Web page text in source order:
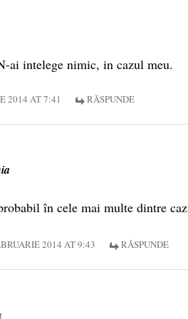
ai intelege nimic, in cazul meu.
2014 AT 7:41 RĂSPUNDE
în cele mai multe dintre
2014 AT 9:43 RĂSPUNDE